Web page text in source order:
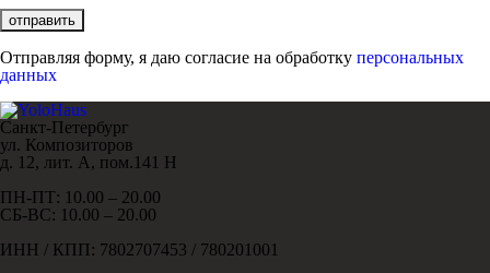
Отправляя форму, я даю согласие на обработку персональных
данных
Санкт-Петербург
ул. Композиторов
д. 12, лит. А, пом.141 Н
ПН-ПТ: 10.00 – 20.00
СБ-ВС: 10.00 – 20.00
ИНН / КПП: 7802707453 / 780201001